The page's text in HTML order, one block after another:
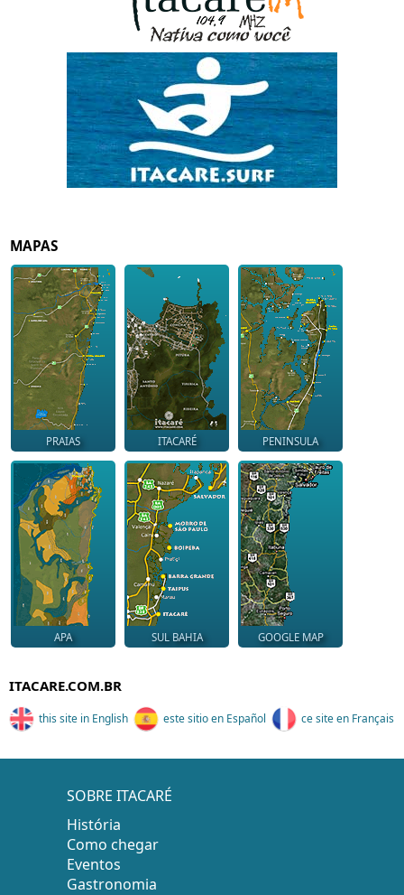
MAPAS
PRAIAS ITACARÉ PENINSULA
APA SUL BAHIA GOOGLE MAP
ITACARE.COM.BR
this site in English este sitio en Español ce site en Français
SOBRE ITACARÉ
História
Como chegar
Eventos
Gastronomia